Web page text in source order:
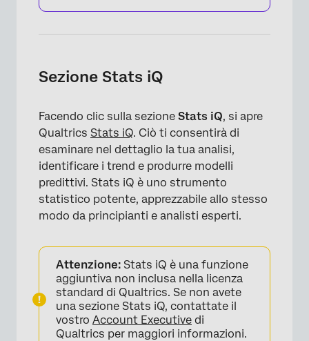
×
Sezione Stats iQ
Facendo clic sulla sezione Stats iQ, si apre
Qualtrics Stats iQ. Ciò ti consentirà di
esaminare nel dettaglio la tua analisi,
identificare i trend e produrre modelli
predittivi. Stats iQ è uno strumento
statistico potente, apprezzabile allo stesso
modo da principianti e analisti esperti.
Attenzione: Stats iQ è una funzione
aggiuntiva non inclusa nella licenza
standard di Qualtrics. Se non avete
una sezione Stats iQ, contattate il
vostro Account Executive di
Qualtrics per maggiori informazioni.